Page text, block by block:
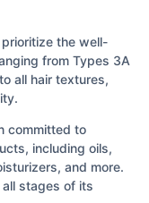
prioritize the well-
from Types 3A
all hair textures,
committed to
including oils,
and more.
stages of its